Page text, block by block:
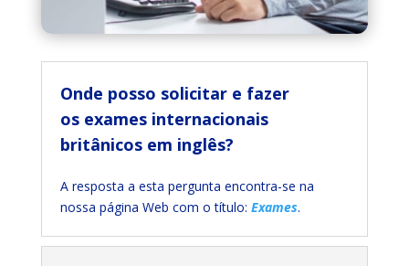
Onde posso solicitar e fazer
os exames internacionais
britânicos em inglês?
A resposta a esta pergunta encontra-se na
nossa página Web com o título: Exames.